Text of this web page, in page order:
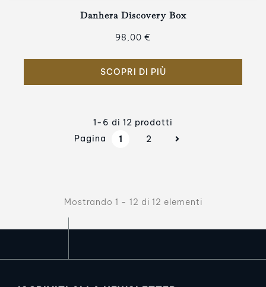
Danhera Discovery Box
98,00 €
SCOPRI DI PIÙ
1-6 di 12 prodotti
Pagina
1 2
Mostrando 1 - 12 di 12 elementi